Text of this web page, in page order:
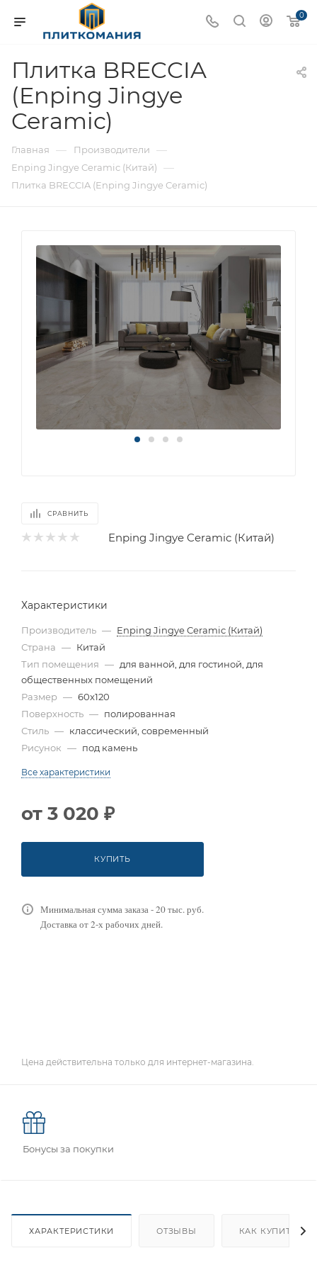
0
Плитка BRECCIA
(Enping Jingye
Ceramic)
Главная — Производители —
Enping Jingye Ceramic (Китай) —
Плитка BRECCIA (Enping Jingye Ceramic)
СРАВНИТЬ
Enping Jingye Ceramic (Китай)
Характеристики
Производитель — Enping Jingye Ceramic (Китай)
Страна — Китай
Тип помещения — для ванной, для гостиной, для
общественных помещений
Размер — 60x120
Поверхность — полированная
Стиль — классический, современный
Рисунок — под камень
Все характеристики
от 3 020 ₽
КУПИТЬ
Минимальная сумма заказа - 20 тыс. руб.
Доставка от 2-х рабочих дней.
Цена действительна только для интернет-магазина.
Бонусы за покупки
ХАРАКТЕРИСТИКИ ОТЗЫВЫ КАК КУПИТЬ